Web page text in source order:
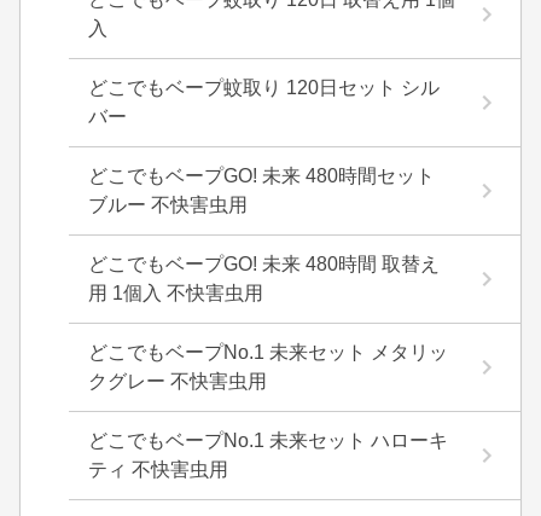
入
どこでもベープ蚊取り 120日セット シル
バー
どこでもベープGO! 未来 480時間セット
ブルー 不快害虫用
どこでもベープGO! 未来 480時間 取替え
用 1個入 不快害虫用
どこでもベープNo.1 未来セット メタリッ
クグレー 不快害虫用
どこでもベープNo.1 未来セット ハローキ
ティ 不快害虫用